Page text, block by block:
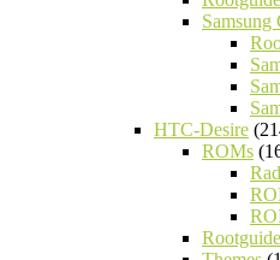
Samsung
HTC-Desire
ROMs
Rootguide